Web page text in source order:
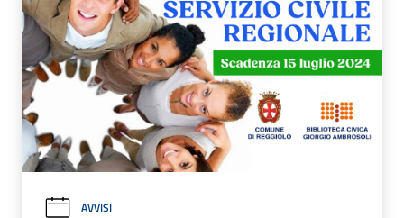
AVVISI